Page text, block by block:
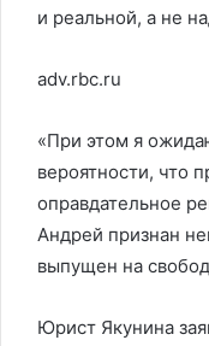
и реальной, а не
adv.rbc.ru
«При этом я
вероятности, что
оправдательное
Андрей признан
выпущен на
Юрист Якунина